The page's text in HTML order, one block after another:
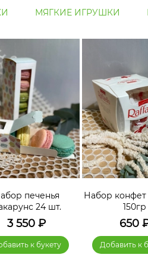
МЯГКИЕ ИГРУШКИ
печенья
24 шт.
3 550 ₽
к букету
Набор конфет
150гр
650
Добавить к